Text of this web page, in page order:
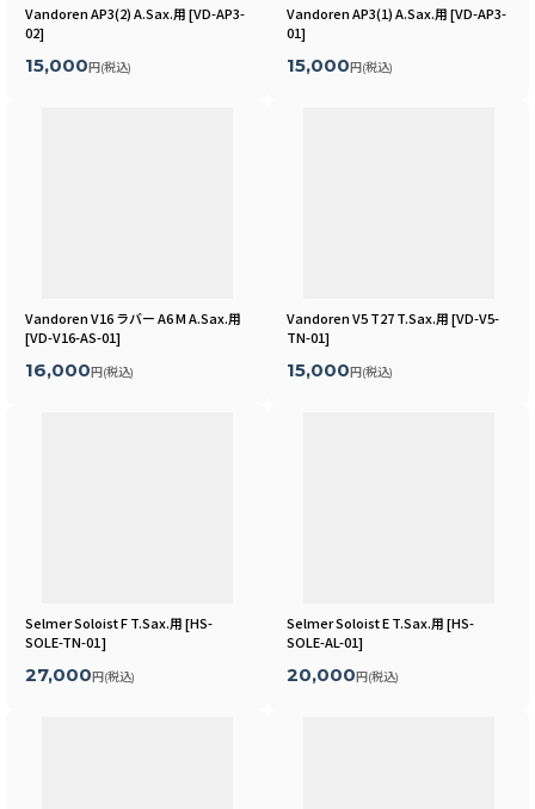
Vandoren AP3(2) A.Sax.用[VD-AP3-
02]
15,000円(税込)
Vandoren AP3(1) A.Sax.用[VD-AP3-
01]
15,000円(税込)
Vandoren V16 ラバー A6 M A.Sax.用
[VD-V16-AS-01]
16,000円(税込)
Vandoren V5 T27 T.Sax.用[VD-V5-
TN-01]
15,000円(税込)
Selmer Soloist F T.Sax.用[HS-
SOLE-TN-01]
27,000円(税込)
Selmer Soloist E T.Sax.用[HS-
SOLE-AL-01]
20,000円(税込)